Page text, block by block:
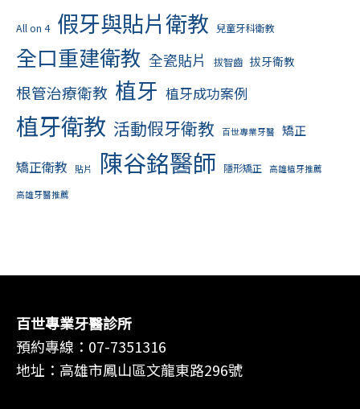
All on 4 假牙與貼片衛教 兒童牙科衛教
全口重建衛教 全瓷貼片 拔智齒 拔牙衛教
根管治療衛教 植牙 植牙成功案例
植牙衛教 活動假牙衛教 百世專業牙醫 矯正
矯正衛教 貼片 陳谷銘醫師 隱形矯正 高雄植牙推薦
高雄牙醫推薦
百世專業牙醫診所
預約專線： 07-7351316
地址：高雄市鳳山區文龍東路296號